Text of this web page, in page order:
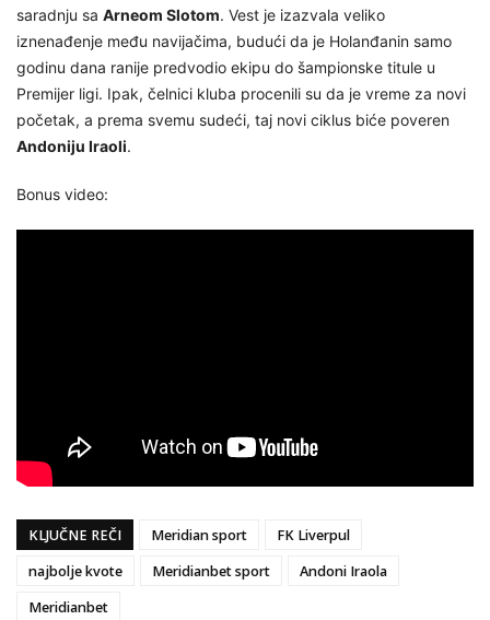
saradnju sa Arneom Slotom. Vest je izazvala veliko
iznenađenje među navijačima, budući da je Holanđanin samo
godinu dana ranije predvodio ekipu do šampionske titule u
Premijer ligi. Ipak, čelnici kluba procenili su da je vreme za novi
početak, a prema svemu sudeći, taj novi ciklus biće poveren
Andoniju Iraoli.
Bonus video:
KLJUČNE REČI Meridian sport
FK Liverpul
najbolje kvote
Meridianbet sport
Andoni Iraola
Meridianbet